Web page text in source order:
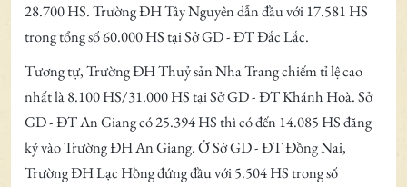
28.700 HS. Trường ĐH Tây Nguyên dẫn đầu với 17.581 HS
trong tổng số 60.000 HS tại Sở GD - ĐT Đắc Lắc.
Tương tự, Trường ĐH Thuỷ sản Nha Trang chiếm tỉ lệ cao
nhất là 8.100 HS/31.000 HS tại Sở GD - ĐT Khánh Hoà. Sở
GD - ĐT An Giang có 25.394 HS thì có đến 14.085 HS đăng
ký vào Trường ĐH An Giang. Ở Sở GD - ĐT Đồng Nai,
Trường ĐH Lạc Hồng đứng đầu với 5.504 HS trong số